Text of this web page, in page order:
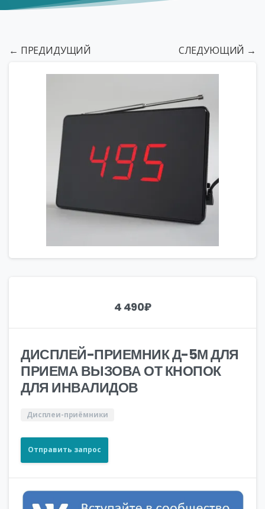
← ПРЕДИДУЩИЙ СЛЕДУЮЩИЙ →
4 490₽
ДИСПЛЕЙ-ПРИЕМНИК Д-5М ДЛЯ
ПРИЕМА ВЫЗОВА ОТ КНОПОК
ДЛЯ ИНВАЛИДОВ
Дисплеи-приёмники
Отправить запрос